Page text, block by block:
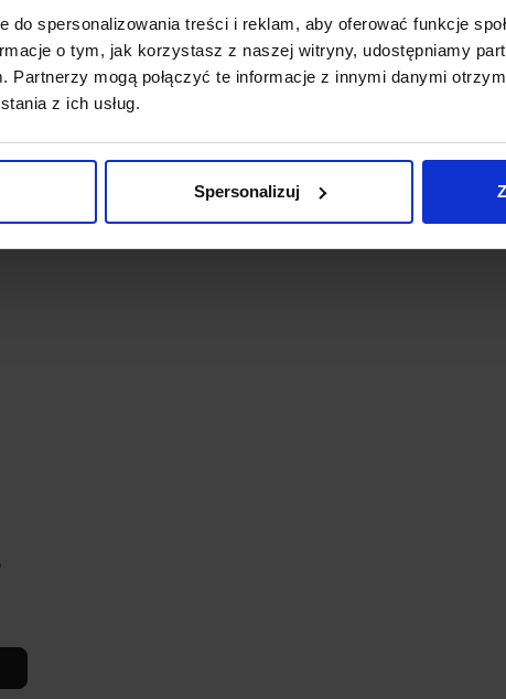
do spersonalizowania treści i reklam, aby oferować funkcje
o tym, jak korzystasz z naszej witryny, udostępniamy
Partnerzy mogą połączyć te informacje z innymi danymi
z ich usług.
Spersonalizuj
Zobacz szczegóły